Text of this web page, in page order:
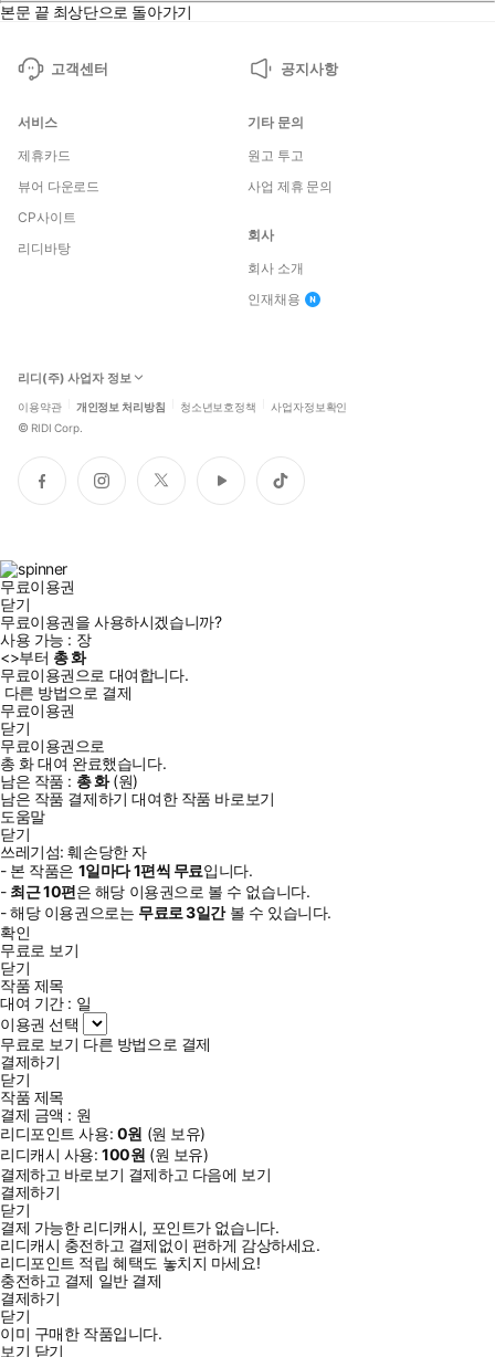
본문 끝 최상단으로 돌아가기
고객센터 공지사항
서비스
제휴카드
뷰어 다운로드
CP사이트
리디바탕
기타 문의
원고 투고
사업 제휴 문의
회사
회사 소개
인재채용
리디(주) 사업자 정보
이용약관 개인정보 처리방침 청소년보호정책 사업자정보확인
© RIDI Corp.
페
이
인
스
트
위
유
튜
틱
톡
무료이용권
닫기
무료이용권을 사용하시겠습니까?
사용 가능 : 장
<>부터 총화
무료이용권으로 대여합니다.
다른 방법으로 결제
무료이용권
닫기
무료이용권으로
총 화대여 완료했습니다.
남은 작품 : 총화(원)
남은 작품 결제하기 대여한 작품 바로보기
도움말
닫기
쓰레기섬: 훼손당한 자
- 본 작품은 1일마다1편씩 무료입니다.
- 최근10편은 해당 이용권으로 볼 수 없습니다.
- 해당 이용권으로는 무료로3일간볼 수 있습니다.
확인
무료로 보기
닫기
작품 제목
대여 기간 : 일
이용권 선택
무료로 보기 다른 방법으로 결제
결제하기
닫기
작품 제목
결제 금액 : 원
리디포인트 사용: 0원 (원 보유)
리디캐시 사용:100원 (원 보유)
결제하고 바로보기 결제하고 다음에 보기
결제하기
닫기
결제 가능한 리디캐시, 포인트가 없습니다.
리디캐시 충전하고 결제없이 편하게 감상하세요.
리디포인트 적립 혜택도 놓치지 마세요!
충전하고 결제 일반 결제
결제하기
닫기
이미 구매한 작품입니다.
보기 닫기